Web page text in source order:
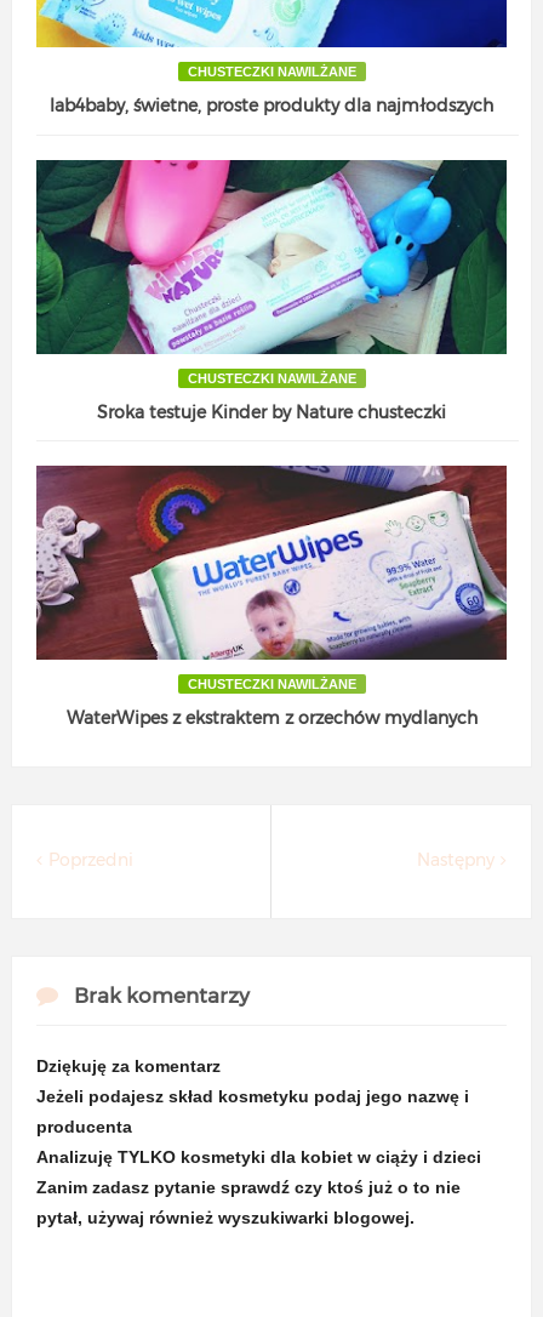
CHUSTECZKI NAWILŻANE
lab4baby, świetne, proste produkty dla najmłodszych
CHUSTECZKI NAWILŻANE
Sroka testuje Kinder by Nature chusteczki
CHUSTECZKI NAWILŻANE
WaterWipes z ekstraktem z orzechów mydlanych
Następny
Poprzedni
Brak komentarzy
Dziękuję za komentarz
Jeżeli podajesz skład kosmetyku podaj jego nazwę i
producenta
Analizuję TYLKO kosmetyki dla kobiet w ciąży i dzieci
Zanim zadasz pytanie sprawdź czy ktoś już o to nie
pytał, używaj również wyszukiwarki blogowej.